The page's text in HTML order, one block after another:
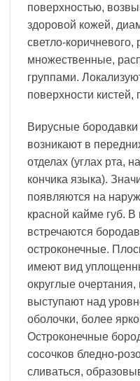
поверхностью,
здоровой кожей,
светло-коричневого,
множественные,
группами.
поверхности кистей,
Вирусные
возникают в
отделах (углах рта,
кончика языка).
появляются на
красной кайме губ. В
встречаются
остроконечные.
имеют вид
округлые очертания,
выступают над
оболочки, более
Остроконечные
сосочков бледно-
сливаться,